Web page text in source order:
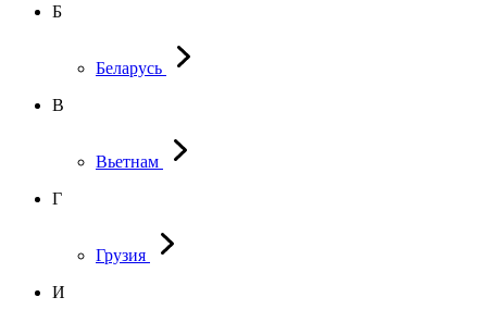
Б
Беларусь
В
Вьетнам
Г
Грузия
И